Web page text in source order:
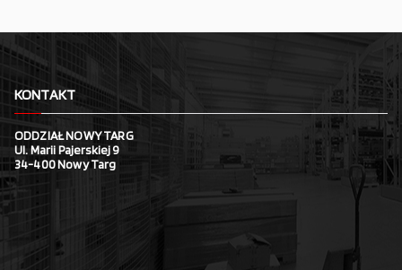
KONTAKT
ODDZIAŁ NOWY TARG
Ul. Marii Pajerskiej 9
34-400 Nowy Targ